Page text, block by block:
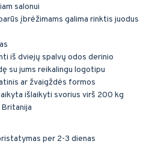
salonui
įbrėžimams galima rinktis juodus
iš dviejų spalvų odos derinio
su jums reikalingu logotipu
ar žvaigždės formos
išlaikyti svorius virš 200 kg
per 2-3 dienas